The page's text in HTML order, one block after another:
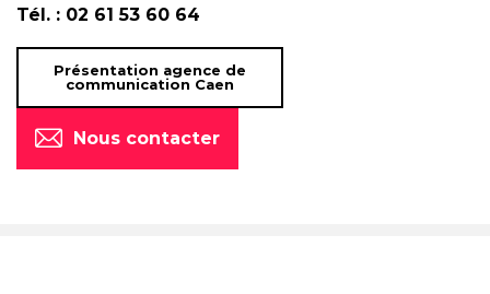
Tél. : 02 61 53 60 64
Présentation agence de
communication Caen
Nous contacter